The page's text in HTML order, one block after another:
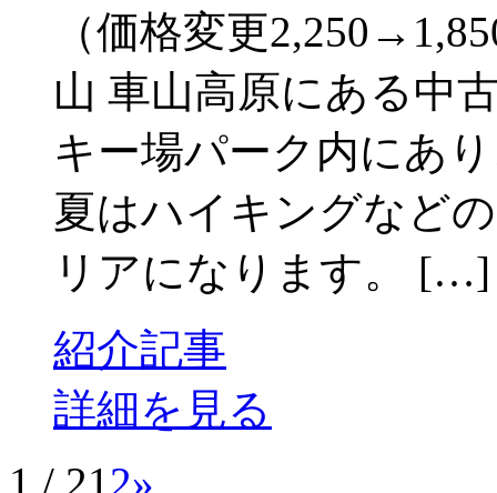
（価格変更
山 車山高原にある中
キー場パーク内にあ
夏はハイキングなど
リアになります。 […]
紹介記事
詳細を見る
1 / 212»